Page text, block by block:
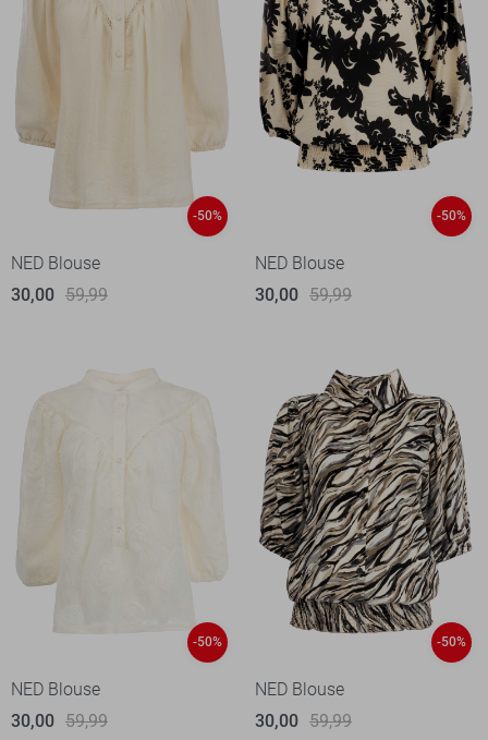
-50%
NED Blouse
30,00 59,99
-50%
NED Blouse
30,00 59,99
-50%
NED Blouse
30,00 59,99
-50%
NED Blouse
30,00 59,99